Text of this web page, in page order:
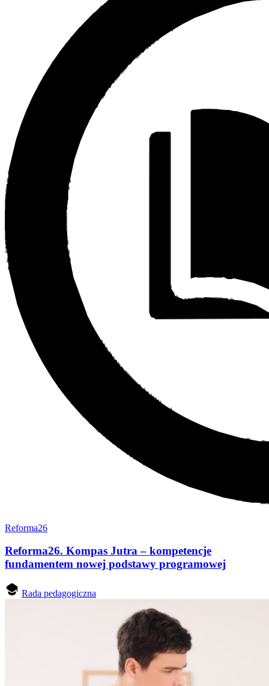
Reforma26
Reforma26. Kompas Jutra – kompetencje
fundamentem nowej podstawy programowej
Rada pedagogiczna